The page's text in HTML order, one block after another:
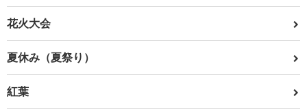
花火大会
夏休み（夏祭り）
紅葉